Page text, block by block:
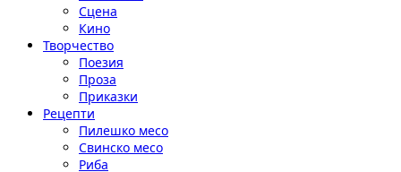
Сцена
Кино
Творчество
Поезия
Проза
Приказки
Рецепти
Пилешко месо
Свинско месо
Риба